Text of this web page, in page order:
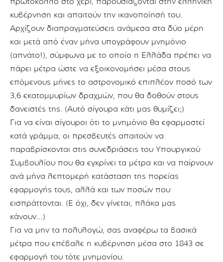
κυβέρνηση και απαιτούν την ικανοποίησή του.
Αρχίζουν διαπραγματεύσεις ανάμεσα στα δύο μέρη
και μετά από έναν μήνα υπογράφουν μνημόνιο
(απνάτο!), σύμφωνα με το οποίο η Ελλάδα πρέπει να
πάρει μέτρα ώστε να εξοικονομήσει μέσα στους
επόμενους μήνες το αστρονομικό επιπλέον ποσό των
3,6 εκατομμυρίων δραχμών, που θα δοθούν στους
δανειστές της. (Αυτό σίγουρα κάτι μας θυμίζει;)
Για να είναι σίγουροι ότι το μνημόνιο θα εφαρμοστεί
κατά γράμμα, οι πρεσβευτές απαιτούν να
παραβρίσκονται στις συνεδριάσεις του Υπουργικού
Συμβουλίου που θα εγκρίνει τα μέτρα και να παίρνουν
ανά μήνα λεπτομερή κατάσταση της πορείας
εφαρμογής τους, αλλά και των ποσών που
εισπράττονται. (Ε όχι, δεν γίνεται, πλάκα μας
κάνουν…)
Για να μην τα πολυλογώ, σας αναφέρω τα βασικά
μέτρα που επέβαλε η κυβέρνηση μέσα στο 1843 σε
εφαρμογή του τότε μνημονίου.